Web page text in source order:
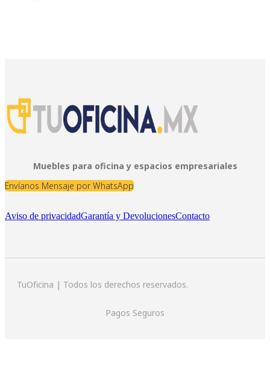
Muebles para oficina y espacios empresariales
Envíanos Mensaje por WhatsApp
Aviso de privacidadGarantía y DevolucionesContacto
TuOficina | Todos los derechos reservados.
Pagos Seguros